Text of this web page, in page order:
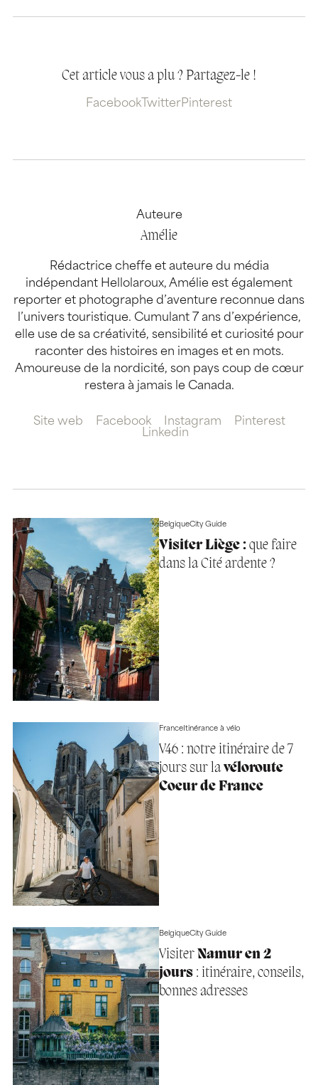
Cet article vous a plu ? Partagez-le !
Facebook TwitterPinterest
Auteure
Amélie
Rédactrice cheffe et auteure du média
indépendant Hellolaroux, Amélie est également
reporter et photographe d’aventure reconnue dans
l’univers touristique. Cumulant 7 ans d’expérience,
elle use de sa créativité, sensibilité et curiosité pour
raconter des histoires en images et en mots.
Amoureuse de la nordicité, son pays coup de cœur
restera à jamais le Canada.
Site web Facebook Instagram
Pinterest
Linkedin
BelgiqueCity Guide
Visiter Liège :que faire
dans la Cité ardente ?
FranceItinérance à vélo
V46 : notre itinéraire de 7
jours sur lavéloroute
Coeur de France
BelgiqueCity Guide
VisiterNamur en 2
jours: itinéraire, conseils,
bonnes adresses